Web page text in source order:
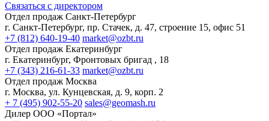
Связаться с директором
Отдел продаж Санкт-Петербург
г. Санкт-Петербург, пр. Стачек, д. 47, строение 15, офис 51
+7 (812) 640-19-40 market@ozbt.ru
Отдел продаж Екатеринбург
г. Екатеринбург, Фронтовых бригад , 18
+7 (343) 216-61-33 market@ozbt.ru
Отдел продаж Москва
г. Москва, ул. Кунцевская, д. 9, корп. 2
+ 7 (495) 902-55-20 sales@geomash.ru
Дилер ООО «Портал»